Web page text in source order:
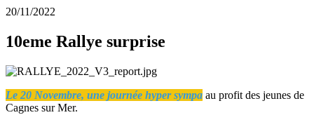
20/11/2022
10eme Rallye surprise
Le 20 Novembre, une journée hyper sympa au profit des jeunes de
Cagnes sur Mer.